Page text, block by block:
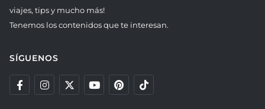
viajes, tips y mucho más!
Tenemos los contenidos que te interesan.
SÍGUENOS